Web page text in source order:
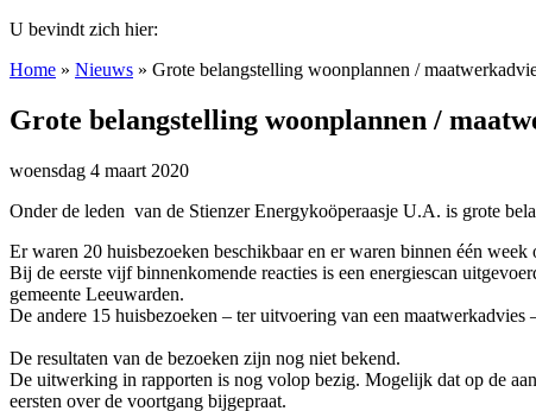
U bevindt zich hier:
Home » Nieuws » Grote belangstelling woonplannen /
Grote belangstelling woonplannen /
woensdag 4 maart 2020
Onder de leden van de Stienzer Energykoöperaasje U.A. is grote
Er waren 20 huisbezoeken beschikbaar en er waren binnen één
Bij de eerste vijf binnenkomende reacties is een energiescan
gemeente Leeuwarden.
De andere 15 huisbezoeken – ter uitvoering van een
De resultaten van de bezoeken zijn nog niet bekend.
De uitwerking in rapporten is nog volop bezig. Mogelijk dat op de
eersten over de voortgang bijgepraat.